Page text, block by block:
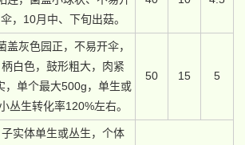
伞，10月中、下旬出菇。
盖灰色园正，不易开伞，
柄白色，鼓形粗大，肉紧
，单个最大500g，单生或
丛生转化率120%左右。
50 15 5
子实体单生或丛生，个体